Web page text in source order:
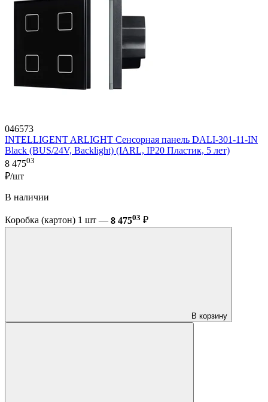
046573
INTELLIGENT ARLIGHT Сенсорная панель DALI-301-11-IN
Black (BUS/24V, Backlight) (IARL, IP20 Пластик, 5 лет)
8 47503
₽/шт
В наличии
Коробка (картон) 1 шт — 8 47503 ₽
В корзину